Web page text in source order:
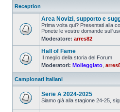
Reception
Area Novizi, supporto e
Prima volta qui? Presentati alla
Ponete le vostre domande
Moderatore: arres82
Hall of Fame
Il meglio della storia del Forum
Moderatori: Molleggiato
Campionati italiani
Serie A 2024-2025
Siamo già alla stagione 24-25,